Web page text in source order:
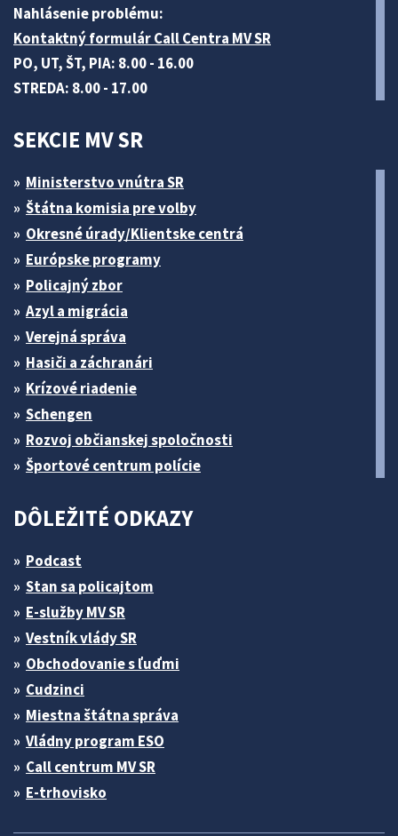
Nahlásenie problému:
Kontaktný formulár Call Centra MV SR
PO, UT, ŠT, PIA: 8.00 - 16.00
STREDA: 8.00 - 17.00
SEKCIE MV SR
Ministerstvo vnútra SR
Štátna komisia pre volby
Okresné úrady/Klientske centrá
Európske programy
Policajný zbor
Azyl a migrácia
Verejná správa
Hasiči a záchranári
Krízové riadenie
Schengen
Rozvoj občianskej spoločnosti
Športové centrum polície
DÔLEŽITÉ ODKAZY
Podcast
Stan sa policajtom
E-služby MV SR
Vestník vlády SR
Obchodovanie s ľuďmi
Cudzinci
Miestna štátna správa
Vládny program ESO
Call centrum MV SR
E-trhovisko